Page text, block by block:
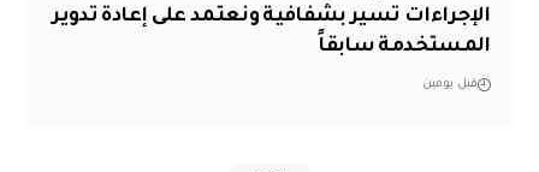
الإجراءات تسير بشفافية ونعتمد على إعادة تدوير
المستخدمة سابقاً
قبل يومين